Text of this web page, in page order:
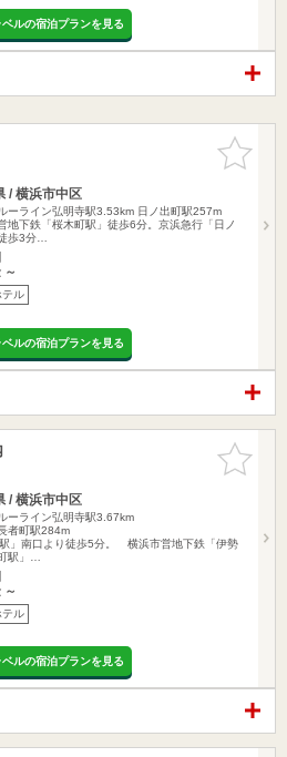
ルの宿泊プランを見る
お気に入
りに追加
/ 横浜市中区
ーライン弘明寺駅3.53km 日ノ出町駅257m
地下鉄「桜木町駅」徒歩6分。京浜急行「日ノ
歩3分…
～
テル
ルの宿泊プランを見る
お気に入
りに追加
/ 横浜市中区
ーライン弘明寺駅3.67km
者町駅284m
」南口より徒歩5分。 横浜市営地下鉄「伊勢
駅」…
～
テル
ルの宿泊プランを見る